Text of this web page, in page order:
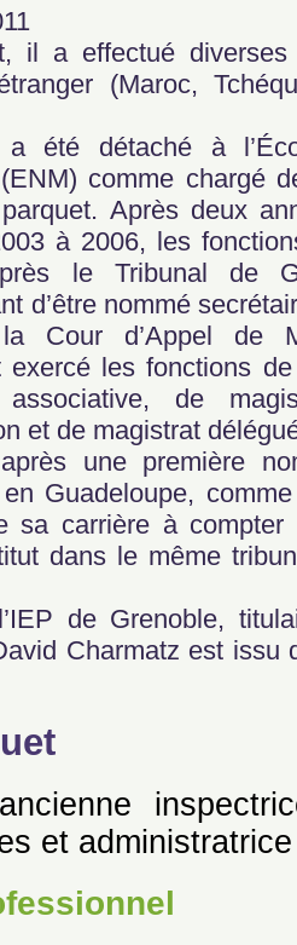
il a effectué
(Maroc,
été détaché à
comme chargé
Après deux
à 2006, les
le Tribunal de
d’être nommé
Cour d’Appel de
exercé les fonctions
de
et de magistrat
une première
Guadeloupe,
sa carrière à
dans le même
de Grenoble,
Charmatz est issu
et administratrice